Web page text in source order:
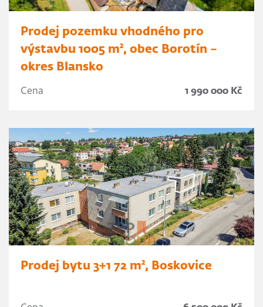
Prodej pozemku vhodného pro
výstavbu 1005 m², obec Borotín –
okres Blansko
Cena 1 990 000 Kč
Prodej bytu 3+1 72 m², Boskovice